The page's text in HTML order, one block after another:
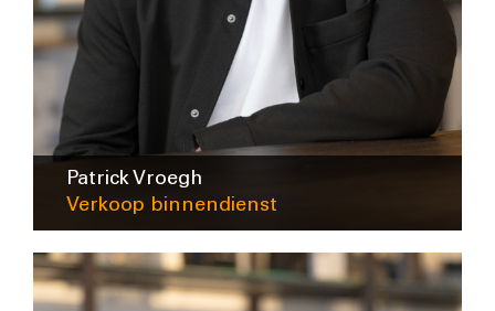
Patrick Vroegh
Verkoop binnendienst
pvroegh@intra-lighting.nl
0345-623678